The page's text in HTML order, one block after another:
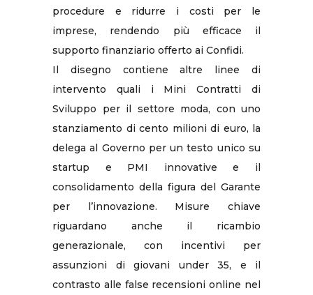
procedure e ridurre i costi per le
imprese, rendendo più efficace il
supporto finanziario offerto ai Confidi.
Il disegno contiene altre linee di
intervento quali i Mini Contratti di
Sviluppo per il settore moda, con uno
stanziamento di cento milioni di euro, la
delega al Governo per un testo unico su
startup e PMI innovative e il
consolidamento della figura del Garante
per l’innovazione. Misure chiave
riguardano anche il ricambio
generazionale, con incentivi per
assunzioni di giovani under 35, e il
contrasto alle false recensioni online nel